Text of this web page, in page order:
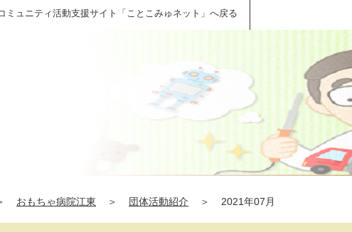
ミュニティ活動支援サイト「ことこみゅネット」へ戻る
おもちゃ病院江東 ＞ 団体活動紹介 ＞ 2021年07月